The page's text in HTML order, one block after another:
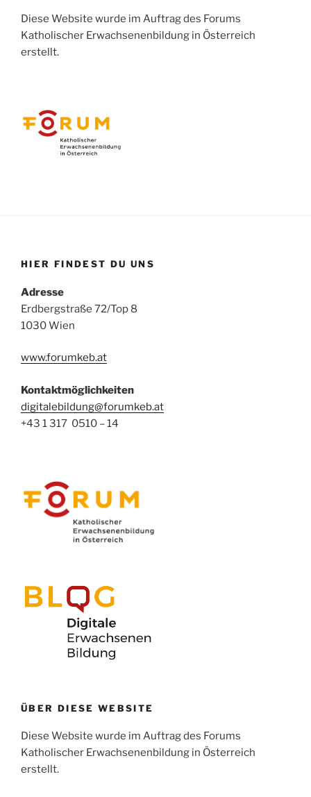
Diese Website wurde im Auftrag des Forums
Katholischer Erwachsenenbildung in Österreich
erstellt.
HIER FINDEST DU UNS
Adresse
Erdbergstraße 72/Top 8
1030 Wien
www.forumkeb.at
Kontaktmöglichkeiten
digitalebildung@forumkeb.at
+43 1 317 0510 – 14
ÜBER DIESE WEBSITE
Diese Website wurde im Auftrag des Forums
Katholischer Erwachsenenbildung in Österreich
erstellt.